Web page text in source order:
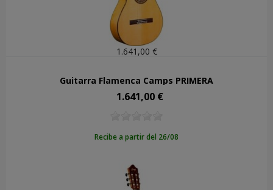
1.641,00 €
Guitarra Flamenca Camps PRIMERA
Precio
1.641,00 €
Recibe a partir del 26/08